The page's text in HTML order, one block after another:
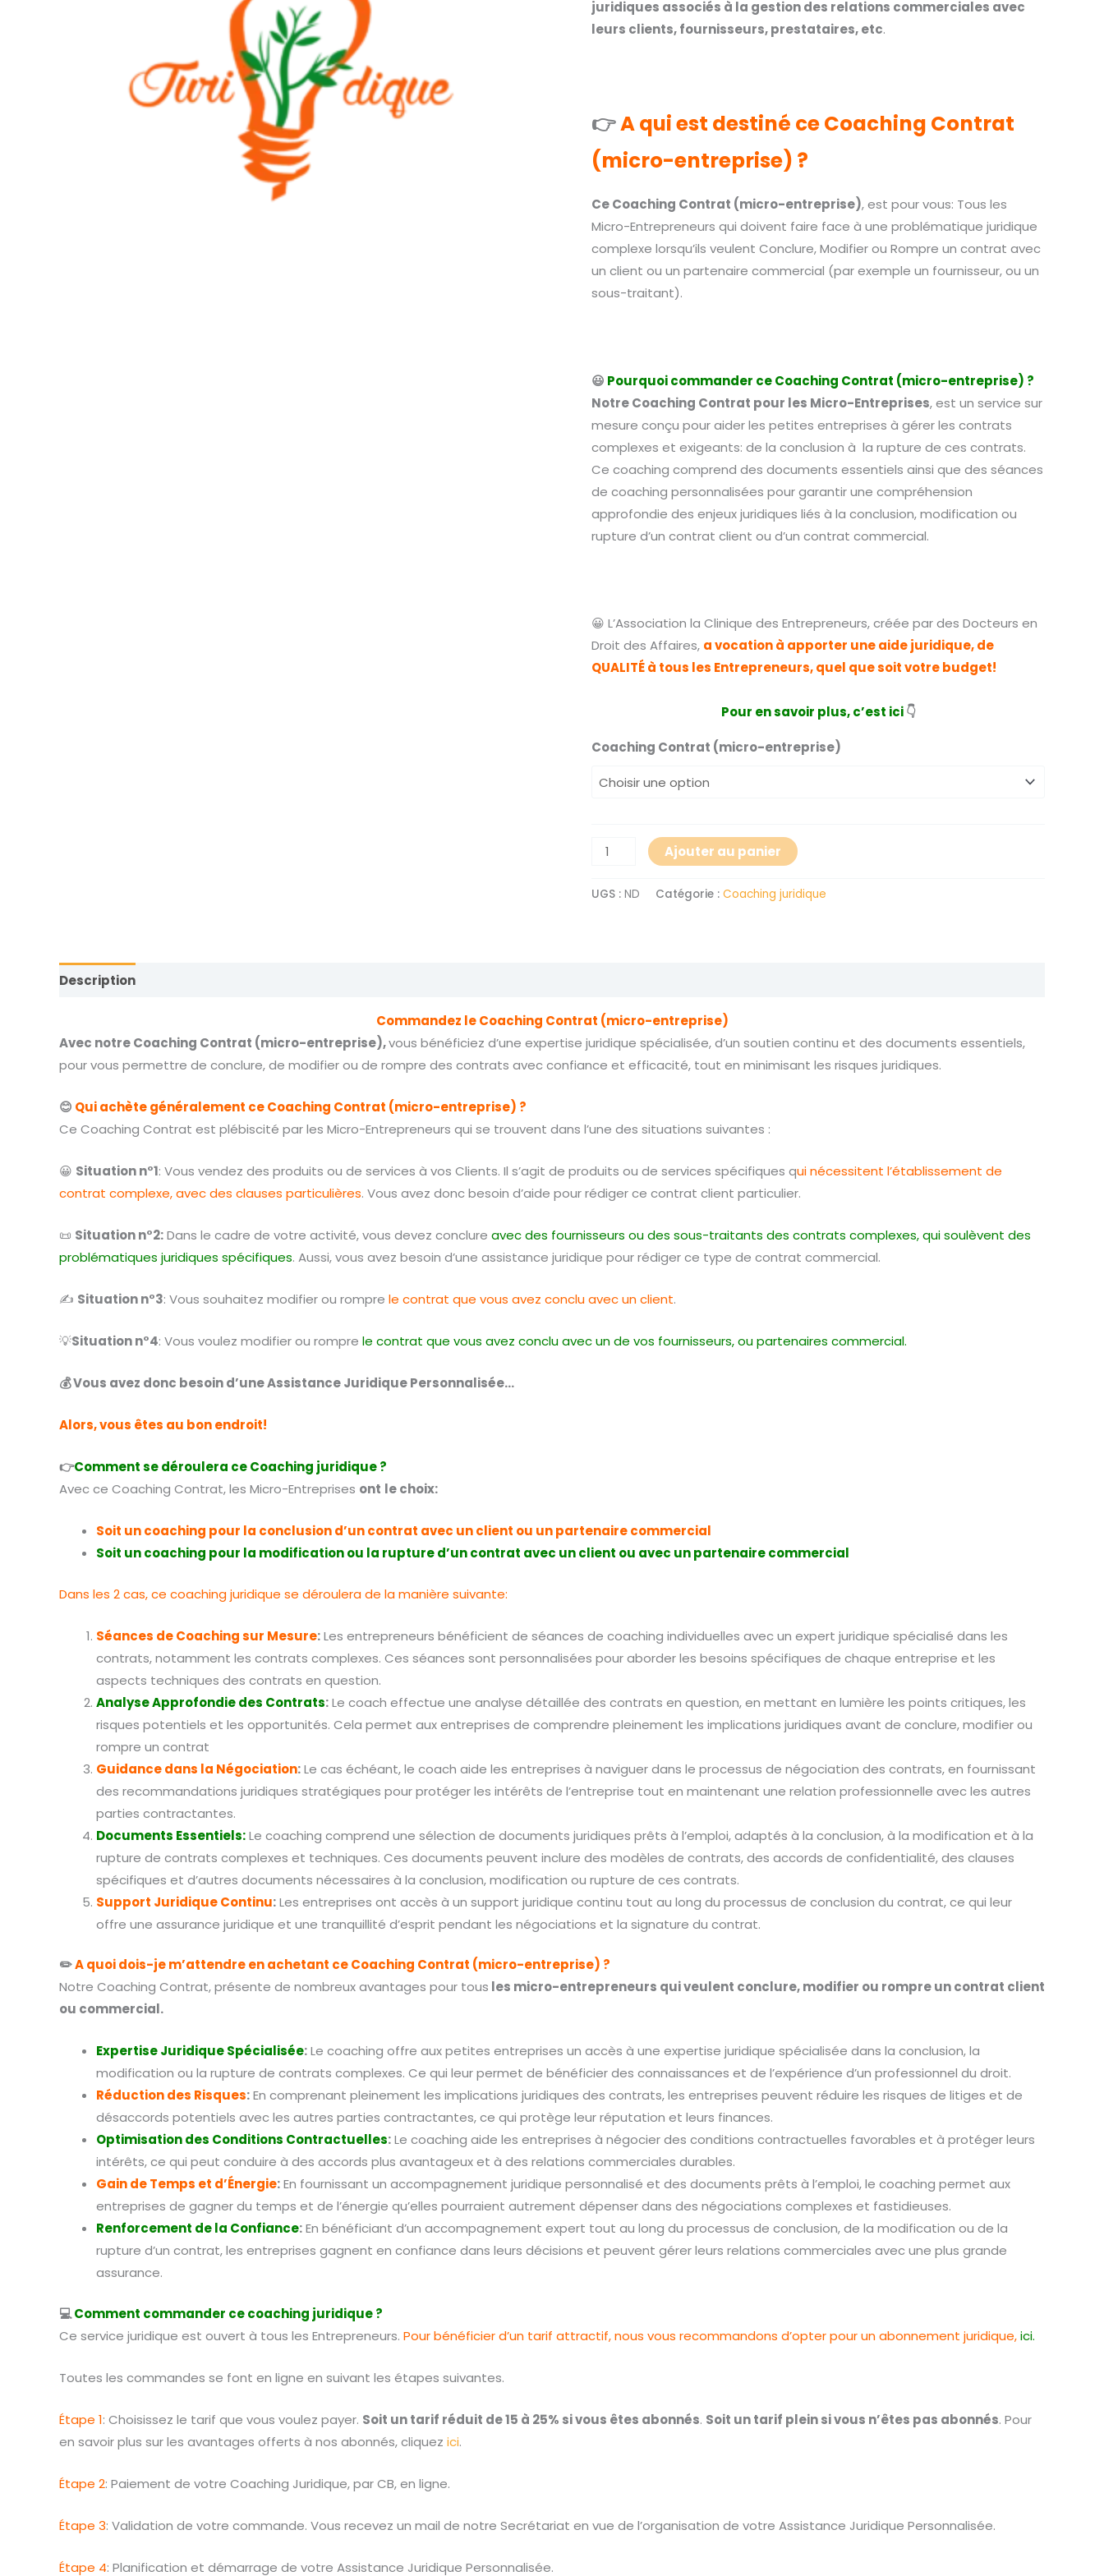
juridiques associés à la gestion des relations commerciales avec
leurs clients, fournisseurs, prestataires, etc.
👉A qui est destiné ce Coaching Contrat
(micro-entreprise) ?
Ce Coaching Contrat (micro-entreprise), est pour vous: Tous les
Micro-Entrepreneurs qui doivent faire face à une problématique juridique
complexe lorsqu’ils veulent Conclure, Modifier ou Rompre un contrat avec
un client ou un partenaire commercial (par exemple un fournisseur, ou un
sous-traitant).
😃 Pourquoi commander ce Coaching Contrat (micro-entreprise) ?
Notre Coaching Contrat pour les Micro-Entreprises, est un service sur
mesure conçu pour aider les petites entreprises à gérer les contrats
complexes et exigeants: de la conclusion à la rupture de ces contrats.
Ce coaching comprend des documents essentiels ainsi que des séances
de coaching personnalisées pour garantir une compréhension
approfondie des enjeux juridiques liés à la conclusion, modification ou
rupture d’un contrat client ou d’un contrat commercial.
😀 L’Association la Clinique des Entrepreneurs, créée par des Docteurs en
Droit des Affaires, a vocation à apporter une aide juridique, de
QUALITÉ à tous les Entrepreneurs, quel que soit votre budget!
Pour en savoir plus, c’est ici 👇
Coaching Contrat (micro-entreprise)
Ajouter au panier
UGS : ND Catégorie : Coaching juridique
Description
Commandez le Coaching Contrat (micro-entreprise)
Avec notre Coaching Contrat (micro-entreprise),vous bénéficiez d’une expertise juridique spécialisée, d’un soutien continu et des documents essentiels,
pour vous permettre de conclure, de modifier ou de rompre des contrats avec confiance et efficacité, tout en minimisant les risques juridiques.
😊 Qui achète généralement ce Coaching Contrat (micro-entreprise) ?
Ce Coaching Contrat est plébiscité par les Micro-Entrepreneurs qui se trouvent dans l’une des situations suivantes :
😀 Situation n°1: Vous vendez des produits ou de services à vos Clients. Il s’agit de produits ou de services spécifiques qui nécessitent l’établissement de
contrat complexe, avec des clauses particulières. Vous avez donc besoin d’aide pour rédiger ce contrat client particulier.
📜 Situation n°2:Dans le cadre de votre activité, vous devez conclure avec des fournisseurs ou des sous-traitants des contrats complexes, qui soulèvent des
problématiques juridiques spécifiques. Aussi, vous avez besoin d’une assistance juridique pour rédiger ce type de contrat commercial.
✍️ Situation n°3: Vous souhaitez modifier ou rompre le contrat que vous avez conclu avec un client.
💡Situation n°4: Vous voulez modifier ou rompre le contrat que vous avez conclu avec un de vos fournisseurs, ou partenaires commercial.
💰Vous avez donc besoin d’une Assistance Juridique Personnalisée…
Alors, vous êtes au bon endroit!
👉Comment se déroulera ce Coaching juridique ?
Avec ce Coaching Contrat, les Micro-Entreprises ont le choix:
Soit un coaching pour la conclusion d’un contrat avec un client ou un partenaire commercial
Soit un coaching pour la modification ou la rupture d’un contrat avec un client ou avec un partenaire commercial
Dans les 2 cas, ce coaching juridique se déroulera de la manière suivante:
Séances de Coaching sur Mesure:Les entrepreneurs bénéficient de séances de coaching individuelles avec un expert juridique spécialisé dans les
contrats, notamment les contrats complexes. Ces séances sont personnalisées pour aborder les besoins spécifiques de chaque entreprise et les
aspects techniques des contrats en question.
Analyse Approfondie des Contrats:Le coach effectue une analyse détaillée des contrats en question, en mettant en lumière les points critiques, les
risques potentiels et les opportunités. Cela permet aux entreprises de comprendre pleinement les implications juridiques avant de conclure, modifier ou
rompre un contrat
Guidance dans la Négociation:Le cas échéant, le coach aide les entreprises à naviguer dans le processus de négociation des contrats, en fournissant
des recommandations juridiques stratégiques pour protéger les intérêts de l’entreprise tout en maintenant une relation professionnelle avec les autres
parties contractantes.
Documents Essentiels:Le coaching comprend une sélection de documents juridiques prêts à l’emploi, adaptés à la conclusion, à la modification et à la
rupture de contrats complexes et techniques. Ces documents peuvent inclure des modèles de contrats, des accords de confidentialité, des clauses
spécifiques et d’autres documents nécessaires à la conclusion, modification ou rupture de ces contrats.
Support Juridique Continu:Les entreprises ont accès à un support juridique continu tout au long du processus de conclusion du contrat, ce qui leur
offre une assurance juridique et une tranquillité d’esprit pendant les négociations et la signature du contrat.
✏️A quoi dois-je m’attendre en achetant ce Coaching Contrat (micro-entreprise) ?
Notre Coaching Contrat, présente de nombreux avantages pour tous les micro-entrepreneurs qui veulent conclure, modifier ou rompre un contrat client
ou commercial.
Expertise Juridique Spécialisée:Le coaching offre aux petites entreprises un accès à une expertise juridique spécialisée dans la conclusion, la
modification ou la rupture de contrats complexes. Ce qui leur permet de bénéficier des connaissances et de l’expérience d’un professionnel du droit.
Réduction des Risques:En comprenant pleinement les implications juridiques des contrats, les entreprises peuvent réduire les risques de litiges et de
désaccords potentiels avec les autres parties contractantes, ce qui protège leur réputation et leurs finances.
Optimisation des Conditions Contractuelles:Le coaching aide les entreprises à négocier des conditions contractuelles favorables et à protéger leurs
intérêts, ce qui peut conduire à des accords plus avantageux et à des relations commerciales durables.
Gain de Temps et d’Énergie:En fournissant un accompagnement juridique personnalisé et des documents prêts à l’emploi, le coaching permet aux
entreprises de gagner du temps et de l’énergie qu’elles pourraient autrement dépenser dans des négociations complexes et fastidieuses.
Renforcement de la Confiance:En bénéficiant d’un accompagnement expert tout au long du processus de conclusion, de la modification ou de la
rupture d’un contrat, les entreprises gagnent en confiance dans leurs décisions et peuvent gérer leurs relations commerciales avec une plus grande
assurance.
💻Comment commander ce coaching juridique ?
Ce service juridique est ouvert à tous les Entrepreneurs. Pour bénéficier d’un tarif attractif, nous vous recommandons d’opter pour un abonnement juridique,ici.
Toutes les commandes se font en ligne en suivant les étapes suivantes.
Étape 1: Choisissez le tarif que vous voulez payer. Soit un tarif réduit de 15 à 25% si vous êtes abonnés. Soit un tarif plein si vous n’êtes pas abonnés. Pour
en savoir plus sur les avantages offerts à nos abonnés, cliquez ici.
Étape 2: Paiement de votre Coaching Juridique, par CB, en ligne.
Étape 3: Validation de votre commande. Vous recevez un mail de notre Secrétariat en vue de l’organisation de votre Assistance Juridique Personnalisée.
Étape 4: Planification et démarrage de votre Assistance Juridique Personnalisée.